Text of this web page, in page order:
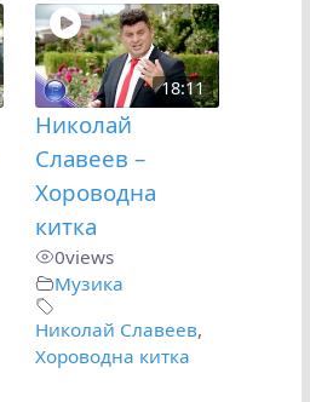
18:11
Николай
Славеев –
Хороводна
китка
0views
Музика
Николай Славеев,
Хороводна китка